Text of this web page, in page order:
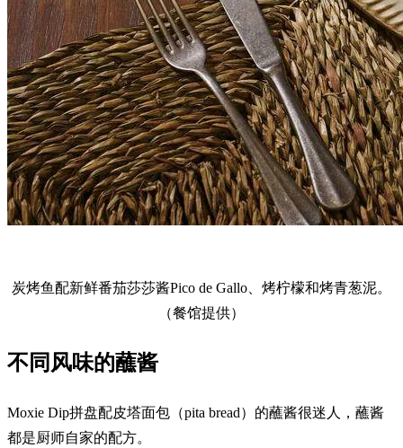
炭烤鱼配新鲜番茄莎莎酱Pico de Gallo、烤柠檬和烤青葱泥。
（餐馆提供）
不同风味的蘸酱
Moxie Dip拼盘配皮塔面包（pita bread）的蘸酱很迷人，蘸酱
都是厨师自家的配方。